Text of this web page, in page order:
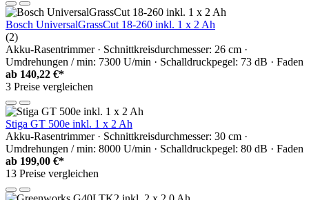
Bosch UniversalGrassCut 18-260 inkl. 1 x 2 Ah
(2)
Akku-Rasentrimmer · Schnittkreisdurchmesser: 26 cm ·
Umdrehungen / min: 7300 U/min · Schalldruckpegel: 73 dB · Faden
ab 140,22 €*
3 Preise vergleichen
Stiga GT 500e inkl. 1 x 2 Ah
Akku-Rasentrimmer · Schnittkreisdurchmesser: 30 cm ·
Umdrehungen / min: 8000 U/min · Schalldruckpegel: 80 dB · Faden
ab 199,00 €*
13 Preise vergleichen